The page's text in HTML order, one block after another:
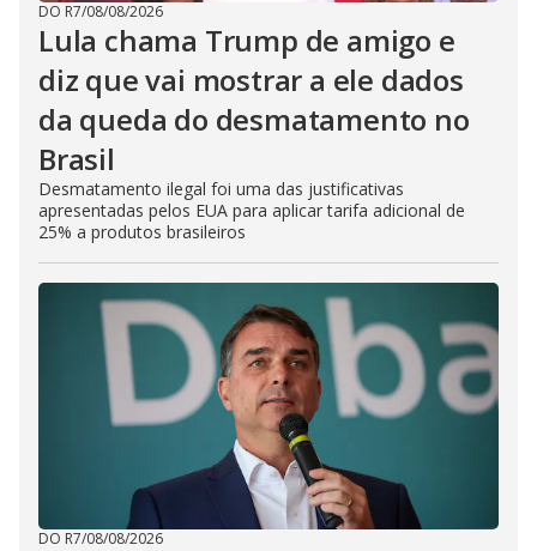
DO R7/08/08/2026
Lula chama Trump de amigo e
diz que vai mostrar a ele dados
da queda do desmatamento no
Brasil
Desmatamento ilegal foi uma das justificativas
apresentadas pelos EUA para aplicar tarifa adicional de
25% a produtos brasileiros
DO R7/08/08/2026